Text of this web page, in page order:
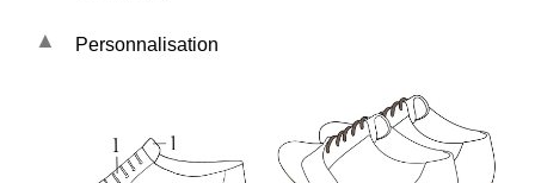
Les cuirs et tissus :
La forme :
Personnalisation